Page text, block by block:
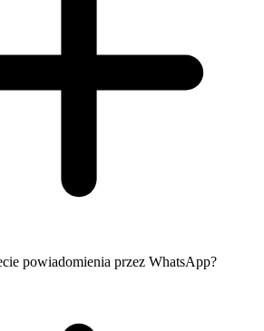
powiadomienia przez WhatsApp?